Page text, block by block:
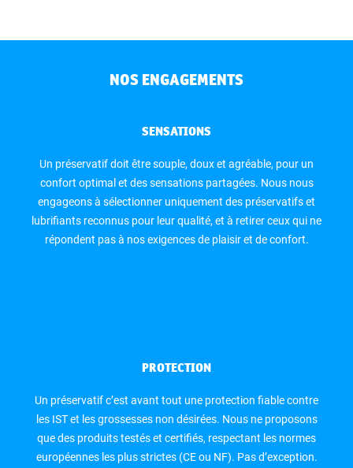
NOS ENGAGEMENTS
SENSATIONS
Un préservatif doit être souple, doux et agréable, pour un
confort optimal et des sensations partagées. Nous nous
engageons à sélectionner uniquement des préservatifs et
lubrifiants reconnus pour leur qualité, et à retirer ceux qui ne
répondent pas à nos exigences de plaisir et de confort.
PROTECTION
Un préservatif c’est avant tout une protection fiable contre
les IST et les grossesses non désirées. Nous ne proposons
que des produits testés et certifiés, respectant les normes
européennes les plus strictes (CE ou NF). Pas d’exception.